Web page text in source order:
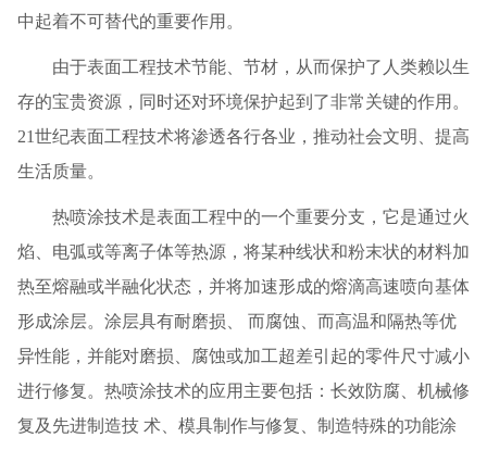
中起着不可替代的重要作用。
由于表面工程技术节能、节材，从而保护了人类赖以生
存的宝贵资源，同时还对环境保护起到了非常关键的作用。
21世纪表面工程技术将渗透各行各业，推动社会文明、提高
生活质量。
热喷涂技术是表面工程中的一个重要分支，它是通过火
焰、电弧或等离子体等热源，将某种线状和粉末状的材料加
热至熔融或半融化状态，并将加速形成的熔滴高速喷向基体
形成涂层。涂层具有耐磨损、 而腐蚀、而高温和隔热等优
异性能，并能对磨损、腐蚀或加工超差引起的零件尺寸减小
进行修复。热喷涂技术的应用主要包括：长效防腐、机械修
复及先进制造技 术、模具制作与修复、制造特殊的功能涂